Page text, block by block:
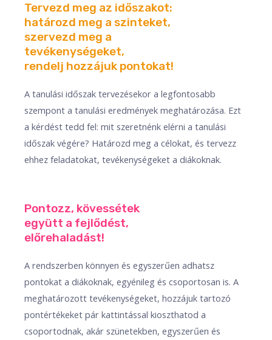
Tervezd meg az időszakot:
határozd meg a szinteket,
szervezd meg a
tevékenységeket,
rendelj hozzájuk pontokat!
A tanulási időszak tervezésekor a legfontosabb
szempont a tanulási eredmények meghatározása. Ezt
a kérdést tedd fel: mit szeretnénk elérni a tanulási
időszak végére? Határozd meg a célokat, és tervezz
ehhez feladatokat, tevékenységeket a diákoknak.​
Pontozz, kövessétek
együtt a fejlődést,
előrehaladást!​
A rendszerben könnyen és egyszerűen adhatsz
pontokat a diákoknak, egyénileg és csoportosan is. A
meghatározott tevékenységeket, hozzájuk tartozó
pontértékeket pár kattintással kioszthatod a
csoportodnak, akár szünetekben, egyszerűen és